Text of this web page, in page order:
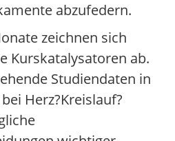
abzufedern.
zeichnen sich
Kurskatalysatoren ab.
Studiendaten in
Herz?Kreislauf?